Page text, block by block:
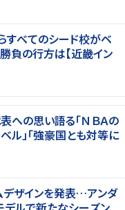
べてのシード校がベ
負の行方は【近畿イン
への思い語る「ＮＢＡの
ル」「強豪国とも対等に
ザインを発表…アンダ